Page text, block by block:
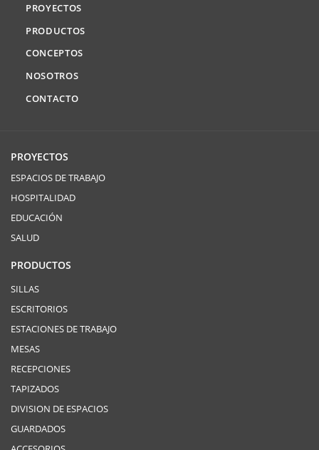
PROYECTOS
PRODUCTOS
CONCEPTOS
NOSOTROS
CONTACTO
PROYECTOS
ESPACIOS DE TRABAJO
HOSPITALIDAD
EDUCACIÓN
SALUD
PRODUCTOS
SILLAS
ESCRITORIOS
ESTACIONES DE TRABAJO
MESAS
RECEPCIONES
TAPIZADOS
DIVISION DE ESPACIOS
GUARDADOS